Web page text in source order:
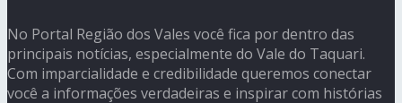
No Portal Região dos Vales você fica por dentro das
principais notícias, especialmente do Vale do Taquari.
Com imparcialidade e credibilidade queremos conectar
você a informações verdadeiras e inspirar com histórias